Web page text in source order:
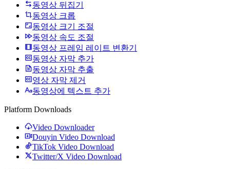
동영상 뒤집기
동영상 크롭
동영상 크기 조절
동영상 속도 조절
동영상 프레임 레이트 변환기
동영상 자막 추가
동영상 자막 추출
영상 자막 제거
동영상에 텍스트 추가
Platform Downloads
Video Downloader
Douyin Video Download
TikTok Video Download
Twitter/X Video Download